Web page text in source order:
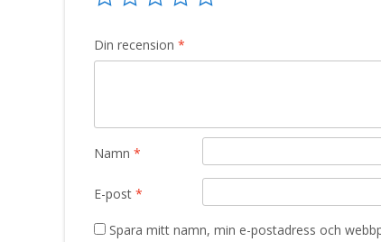
Din recension *
Namn *
E-post *
Spara mitt namn, min e-postadress och